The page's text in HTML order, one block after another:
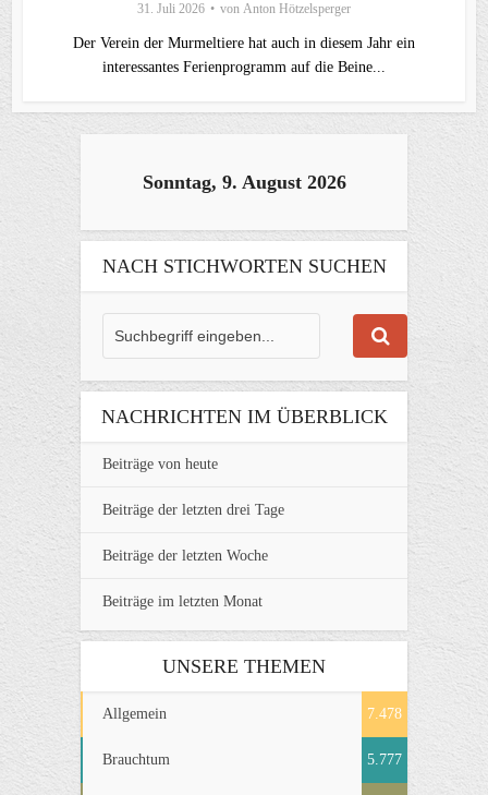
31. Juli 2026 von Anton Hötzelsperger
Der Verein der Murmeltiere hat auch in diesem Jahr ein
interessantes Ferienprogramm auf die Beine...
Sonntag, 9. August 2026
NACH STICHWORTEN SUCHEN
NACHRICHTEN IM ÜBERBLICK
Beiträge von heute
Beiträge der letzten drei Tage
Beiträge der letzten Woche
Beiträge im letzten Monat
UNSERE THEMEN
Allgemein 7.478
Brauchtum 5.777